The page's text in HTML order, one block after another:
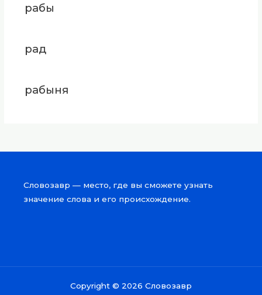
рабы
рад
рабыня
Словозавр — место, где вы сможете узнать
значение слова и его происхождение.
Copyright © 2026 Словозавр